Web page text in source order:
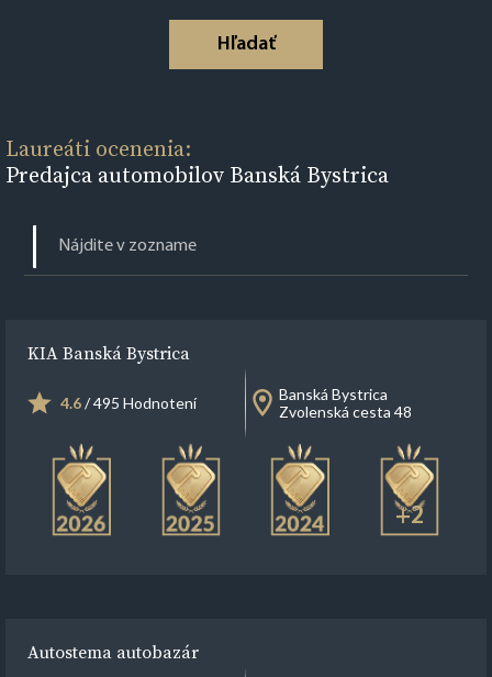
Hľadať
Laureáti ocenenia:
Predajca automobilov Banská Bystrica
KIA Banská Bystrica
4.6/ 495 Hodnotení
Banská Bystrica
Zvolenská cesta 48
+2
Autostema autobazár